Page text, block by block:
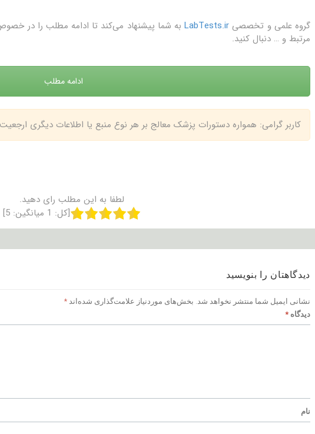
گروه علمی و تخصصی LabTests.irبه شما پیشنهاد می‌کند تا ادامه مطلب را در
مرتبط و … دنبال کنید.
ادامه مطلب
کاربر گرامی: همواره دستورات پزشک معالج بر هر نوع منبع یا اطلاعات دیگری
لطفا به این مطلب رای دهید.
[کل: 1 میانگین: 5
]
دیدگاهتان را بنویسید
نشانی ایمیل شما منتشر نخواهد شد. بخش‌های موردنیاز علامت‌گذاری شده‌اند *
دیدگاه *
نام